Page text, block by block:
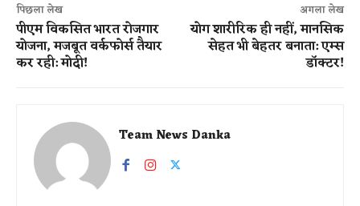
पिछला लेख
पीएम विकसित भारत रोजगार
योजना, मजबूत वर्कफोर्स तैयार
कर रही: मोदी!
अगला लेख
योग शारीरिक ही नहीं, मानसिक
सेहत भी बेहतर बनाता: एम्स
डॉक्टर!
Team News Danka